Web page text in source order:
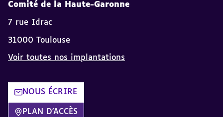
Comité de la Haute-Garonne
7 rue Idrac
31000 Toulouse
Voir toutes nos implantations
NOUS ÉCRIRE
PLAN D'ACCÈS